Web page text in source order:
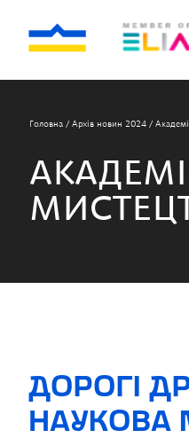
Головна / Архів новин 2024 /
ДОРОГІ
НАУКОВА